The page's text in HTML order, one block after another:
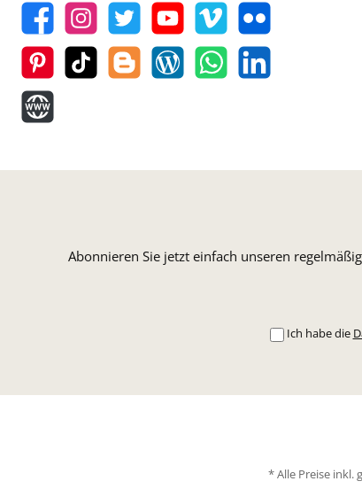
Abonnieren Sie jetzt einfach unseren
Ich habe die
* Alle Preise inkl.